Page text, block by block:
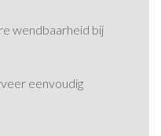
wendbaarheid bij
eenvoudig